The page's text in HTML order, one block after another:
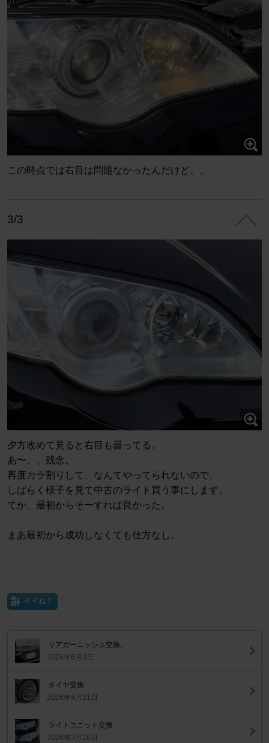
この時点では右目は問題なかったんだけど、、
3/3
夕方改めて見ると右目も曇ってる。
あ〜、、残念。
再度カラ割りして、なんてやってられないので、
しばらく様子を見て中古のライト買う事にします。
てか、最初からそーすれば良かった。
まあ最初から成功しなくても仕方なし。
イイね！
リアガーニッシュ交換。
2026年8月3日
タイヤ交換
2026年4月21日
ライトユニット交換
2026年3月28日